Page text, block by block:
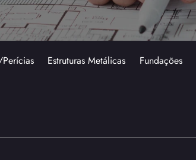
Estruturas Metálicas Fundações